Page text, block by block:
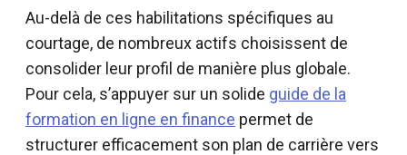
Au-delà de ces habilitations spécifiques au
courtage, de nombreux actifs choisissent de
consolider leur profil de manière plus globale.
Pour cela, s’appuyer sur un solide guide de la
formation en ligne en finance permet de
structurer efficacement son plan de carrière vers